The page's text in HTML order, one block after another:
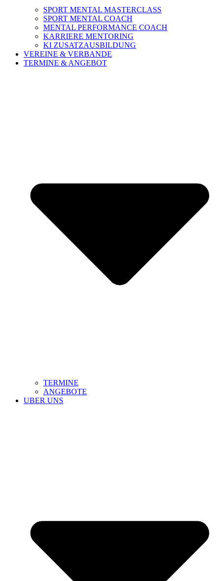
SPORT MENTAL MASTERCLASS
SPORT MENTAL COACH
MENTAL PERFORMANCE COACH
KARRIERE MENTORING
KI ZUSATZAUSBILDUNG
VEREINE & VERBANDE
TERMINE & ANGEBOT
TERMINE
ANGEBOTE
UBER UNS